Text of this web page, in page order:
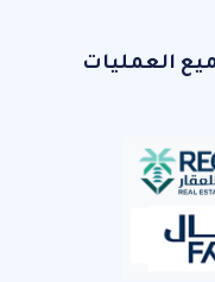
العمليات